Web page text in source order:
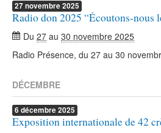
27novembre2025
Radio don 2025 “Écoutons-nous
Du 27 au 30 novembre 2025
Radio Présence, du 27 au 30
DÉCEMBRE
6 décembre2025
Exposition internationale de 42